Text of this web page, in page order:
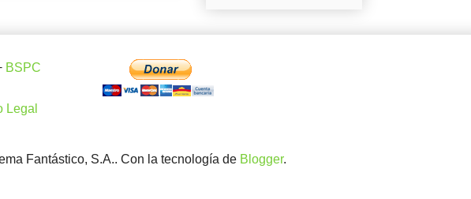
BSPC
Legal
Fantástico, S.A.. Con la tecnología de Blogger.